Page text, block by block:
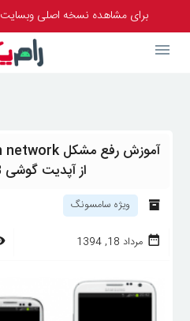
برای مشاهده نسخه اصلی وبسایت VPN خود را خاموش نمایید
از آپدیت گوشی galaxy s3
ویژه سامسونگ
مرداد 18, 1394